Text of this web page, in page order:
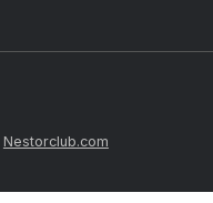
Nestorclub.com